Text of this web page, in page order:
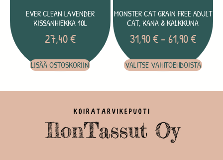
EVER CLEAN LAVENDER
KISSANHIEKKA 10L
27,40€
LISÄÄ OSTOSKORIIN
MONSTER CAT GRAIN FREE ADULT
CAT, KANA & KALKKUNA
31,90€ –61,90€
VALITSE VAIHTOEHDOISTA